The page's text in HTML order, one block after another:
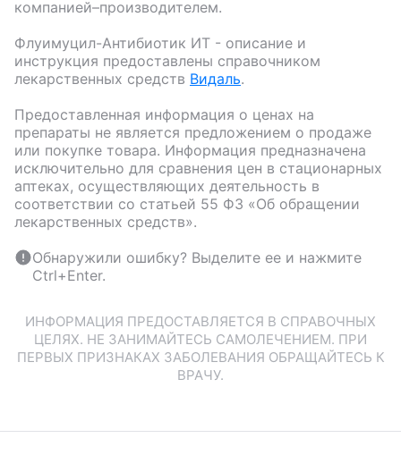
компанией–производителем.
Флуимуцил-Антибиотик ИТ - описание и
инструкция предоставлены справочником
лекарственных средств Видаль.
Предоставленная информация о ценах на
препараты не является предложением о продаже
или покупке товара. Информация предназначена
исключительно для сравнения цен в стационарных
аптеках, осуществляющих деятельность в
соответствии со статьей 55 ФЗ «Об обращении
лекарственных средств».
Обнаружили ошибку? Выделите ее и нажмите
Ctrl+Enter.
ИНФОРМАЦИЯ ПРЕДОСТАВЛЯЕТСЯ В СПРАВОЧНЫХ
ЦЕЛЯХ. НЕ ЗАНИМАЙТЕСЬ САМОЛЕЧЕНИЕМ. ПРИ
ПЕРВЫХ ПРИЗНАКАХ ЗАБОЛЕВАНИЯ ОБРАЩАЙТЕСЬ К
ВРАЧУ.